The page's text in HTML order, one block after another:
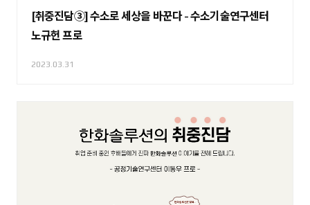
[취중진담③] 수소로 세상을 바꾼다 - 수소기술연구센터
노규헌 프로
2023.03.31